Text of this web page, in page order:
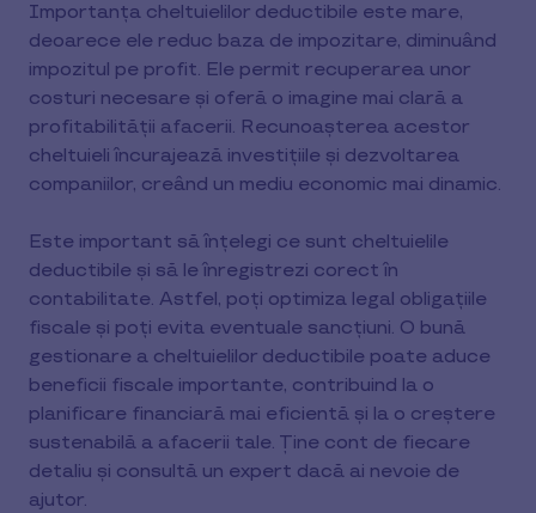
Importanța cheltuielilor deductibile este mare,
deoarece ele reduc baza de impozitare, diminuând
impozitul pe profit. Ele permit recuperarea unor
costuri necesare și oferă o imagine mai clară a
profitabilității afacerii. Recunoașterea acestor
cheltuieli încurajează investițiile și dezvoltarea
companiilor, creând un mediu economic mai dinamic.
Este important să înțelegi ce sunt cheltuielile
deductibile și să le înregistrezi corect în
contabilitate. Astfel, poți optimiza legal obligațiile
fiscale și poți evita eventuale sancțiuni. O bună
gestionare a cheltuielilor deductibile poate aduce
beneficii fiscale importante, contribuind la o
planificare financiară mai eficientă și la o creștere
sustenabilă a afacerii tale. Ține cont de fiecare
detaliu și consultă un expert dacă ai nevoie de
ajutor.